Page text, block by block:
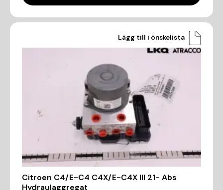
Lägg till i önskelista
Citroen C4/E-C4 C4X/E-C4X III 21- Abs
Hydraulaggregat